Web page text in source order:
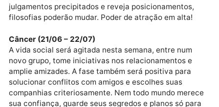
Gêmeos (21/05 – 20/06)
Com vários planetas em seu signo, oportunidades
de todos os lados. Carisma, brilhantismo, beleza e
elegância marcarão sua presença por onde passar.
Planos de expansão ganharão força nesta semana.
Comece um ciclo e consolide a carreira. Evite
julgamentos precipitados e reveja posicionamentos,
filosofias poderão mudar. Poder de atração em alta!